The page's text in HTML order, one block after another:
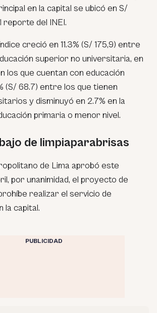
en la capital se ubicó en S/
reporte del INEI.
creció en 11.3% (S/ 175,9) entre
superior no universitaria, en
los que cuentan con educación
(S/ 68.7) entre los que tienen
y disminuyó en 2.7% en la
primaria o menor nivel.
de limpiaparabrisas
de Lima aprobó este
por unanimidad, el proyecto de
realizar el servicio de
la capital.
PUBLICIDAD